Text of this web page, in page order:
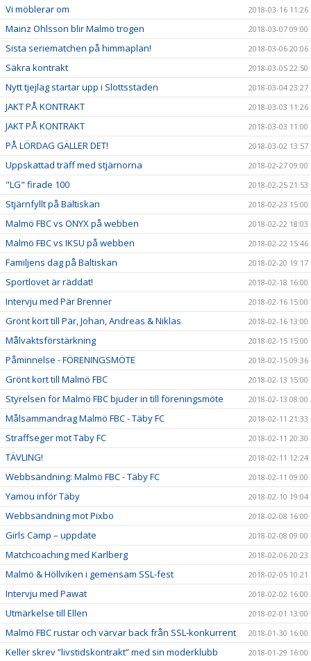
Vi möblerar om 2018-03-16 11:26
Mainz Ohlsson blir Malmö trogen 2018-03-07 09:00
Sista seriematchen på himmaplan! 2018-03-06 20:06
Säkra kontrakt 2018-03-05 22:50
Nytt tjejlag startar upp i Slottsstaden 2018-03-04 23:27
JAKT PÅ KONTRAKT 2018-03-03 11:26
JAKT PÅ KONTRAKT 2018-03-03 11:00
PÅ LÖRDAG GÄLLER DET! 2018-03-02 13:57
Uppskattad träff med stjärnorna 2018-02-27 09:00
"LG" firade 100 2018-02-25 21:53
Stjärnfyllt på Baltiskan 2018-02-23 15:00
Malmö FBC vs ONYX på webben 2018-02-22 18:03
Malmö FBC vs IKSU på webben 2018-02-22 15:46
Familjens dag på Baltiskan 2018-02-20 19:17
Sportlovet är räddat! 2018-02-18 16:00
Intervju med Pär Brenner 2018-02-16 15:00
Grönt kort till Pär, Johan, Andreas & Niklas 2018-02-16 13:00
Målvaktsförstärkning 2018-02-15 15:00
Påminnelse - FÖRENINGSMÖTE 2018-02-15 09:36
Grönt kort till Malmö FBC 2018-02-13 15:00
Styrelsen för Malmö FBC bjuder in till föreningsmöte 2018-02-13 08:00
Målsammandrag Malmö FBC - Täby FC 2018-02-11 21:33
Straffseger mot Täby FC 2018-02-11 20:30
TÄVLING! 2018-02-11 12:24
Webbsändning: Malmö FBC - Täby FC 2018-02-11 09:00
Yamou inför Täby 2018-02-10 19:04
Webbsändning mot Pixbo 2018-02-08 16:00
Girls Camp – uppdate 2018-02-08 09:00
Matchcoaching med Karlberg 2018-02-06 20:23
Malmö & Höllviken i gemensam SSL-fest 2018-02-05 10:21
Intervju med Pawat 2018-02-02 16:00
Utmärkelse till Ellen 2018-02-01 13:00
Malmö FBC rustar och värvar back från SSL-konkurrent 2018-01-30 16:00
Keller skrev ”livstidskontrakt” med sin moderklubb 2018-01-29 16:00